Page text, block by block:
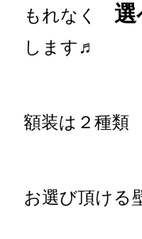
もれなく
します♬
額装は２種
お選び頂ける